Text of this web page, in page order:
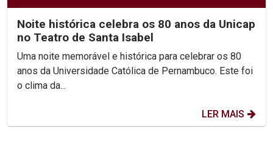
Noite histórica celebra os 80 anos da Unicap
no Teatro de Santa Isabel
Uma noite memorável e histórica para celebrar os 80
anos da Universidade Católica de Pernambuco. Este foi
o clima da...
LER MAIS